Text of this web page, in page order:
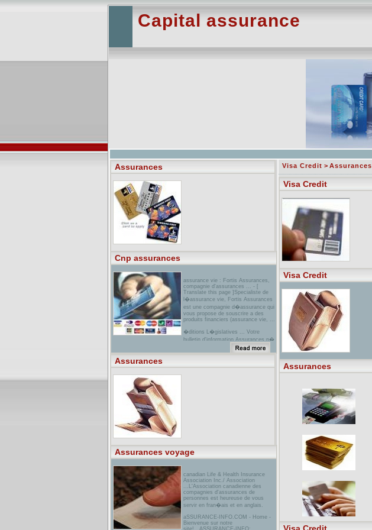
Capital assurance
Assurances
Cnp assurances
assurance vie : Fortis Assurances,
compagnie d'assurances ... - [
Translate this page ]Specialiste de
l�assurance vie, Fortis Assurances
est une compagnie d�assurance qui
vous propose de souscrire a des
produits financiers (assurance vie, ...
�ditions L�gislatives ... Votre
bulletin d'information Assurances n�
142 vient de para�tre sur le site des
que la dur�e de validit� ...
Assurances
Assurances voyage
canadian Life & Health Insurance
Association Inc./ Association
...L'Association canadienne des
compagnies d'assurances de
personnes est heureuse de vous
servir en fran�ais et en anglais.
aSSURANCE-INFO.COM - Home -
Bienvenue sur notre
site!...ASSURANCE-INFO:
Visa Credit > Assurances
Visa Credit
Visa Credit
Assurances